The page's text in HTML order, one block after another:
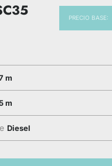
PRECIO BASE:
m
m
Diesel